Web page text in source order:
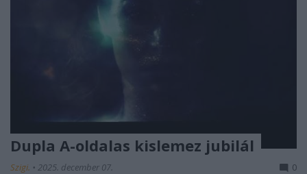
Dupla A-oldalas kislemez jubilál
Szigi. • 2025. december 07. 0